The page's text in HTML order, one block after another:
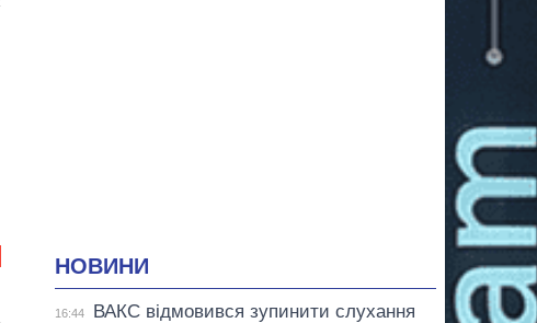
НОВИНИ
16:44
ВАКС відмовився зупинити слухання